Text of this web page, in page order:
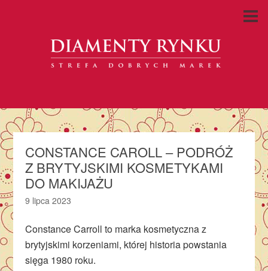
CONSTANCE CAROLL – PODRÓŻ
Z BRYTYJSKIMI KOSMETYKAMI
DO MAKIJAŻU
9 lipca 2023
Constance Carroll to marka kosmetyczna z
brytyjskimi korzeniami, której historia powstania
sięga 1980 roku.